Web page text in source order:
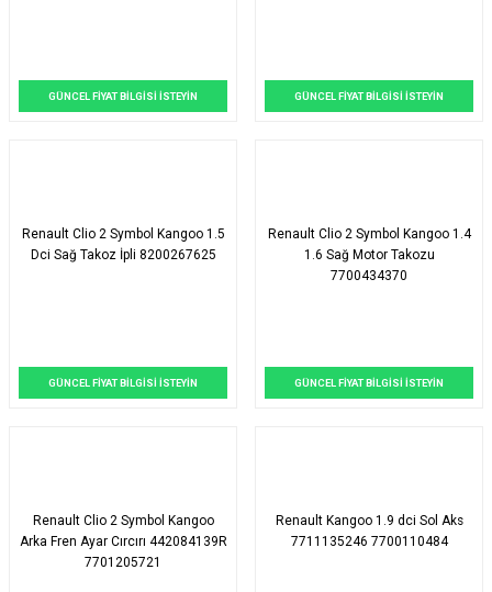
GÜNCEL FİYAT BİLGİSİ İSTEYİN GÜNCEL FİYAT BİLGİSİ İSTEYİN
Renault Clio 2 Symbol Kangoo 1.5
Dci Sağ Takoz İpli 8200267625
GÜNCEL FİYAT BİLGİSİ İSTEYİN
Renault Clio 2 Symbol Kangoo 1.4
1.6 Sağ Motor Takozu
7700434370
GÜNCEL FİYAT BİLGİSİ İSTEYİN
Renault Clio 2 Symbol Kangoo
Arka Fren Ayar Cırcırı 442084139R
7701205721
Renault Kangoo 1.9 dci Sol Aks
7711135246 7700110484